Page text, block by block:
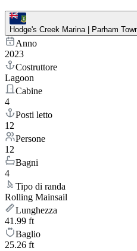
Hodge's Creek Marina | Parham
Anno
2023
Costruttore
Lagoon
Cabine
4
Posti letto
12
Persone
12
Bagni
4
Tipo di randa
Rolling Mainsail
Lunghezza
41.99 ft
Baglio
25.26 ft